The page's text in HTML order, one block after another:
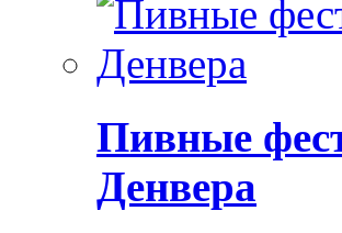
Пивные
Денвера